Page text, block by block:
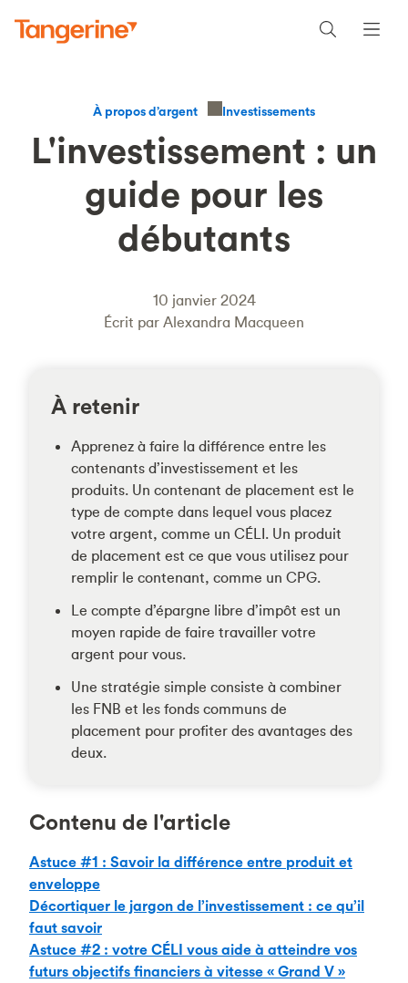
À propos d’argent Investissements
L'investissement : un
guide pour les
débutants
10 janvier 2024
Écrit par Alexandra Macqueen
À retenir
Apprenez à faire la différence entre les
contenants d’investissement et les
produits. Un contenant de placement est le
type de compte dans lequel vous placez
votre argent, comme un CÉLI. Un produit
de placement est ce que vous utilisez pour
remplir le contenant, comme un CPG.
Le compte d’épargne libre d’impôt est un
moyen rapide de faire travailler votre
argent pour vous.
Une stratégie simple consiste à combiner
les FNB et les fonds communs de
placement pour profiter des avantages des
deux.
Contenu de l'article
Astuce #1 : Savoir la différence entre produit et
enveloppe
Décortiquer le jargon de l’investissement : ce qu’il
faut savoir
Astuce #2 : votre CÉLI vous aide à atteindre vos
futurs objectifs financiers à vitesse « Grand V »